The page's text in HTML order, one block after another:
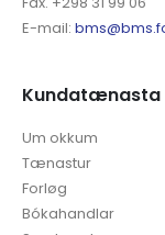
E-mail:
Kundatænasta
Um okkum
Tænastur
Forløg
Bókahandlar